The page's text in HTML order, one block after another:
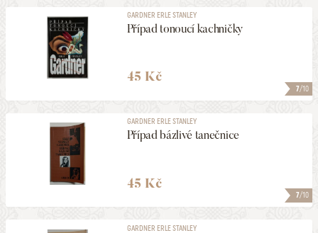
7/10
GARDNER ERLE STANLEY
Případ tonoucí kachničky
45 Kč
7/10
GARDNER ERLE STANLEY
Případ bázlivé tanečnice
45 Kč
GARDNER ERLE STANLEY